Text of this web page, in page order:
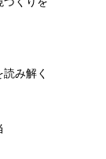
み解く